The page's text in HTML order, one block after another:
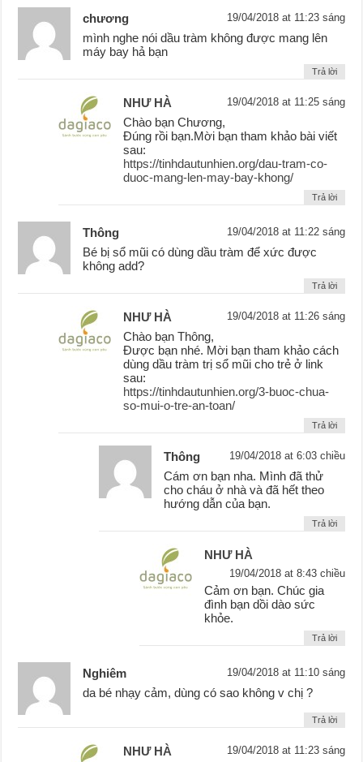
chương 19/04/2018 at 11:23 sáng
mình nghe nói dầu tràm không được mang lên
máy bay hả bạn
Trả lời
NHƯ HÀ 19/04/2018 at 11:25 sáng
Chào bạn Chương,
Đúng rồi bạn.Mời bạn tham khảo bài viết
sau:
https://tinhdautunhien.org/dau-tram-co-
duoc-mang-len-may-bay-khong/
Trả lời
Thông 19/04/2018 at 11:22 sáng
Bé bị sổ mũi có dùng dầu tràm để xức được
không add?
Trả lời
NHƯ HÀ 19/04/2018 at 11:26 sáng
Chào bạn Thông,
Được bạn nhé. Mời bạn tham khảo cách
dùng dầu tràm trị sổ mũi cho trẻ ở link
sau:
https://tinhdautunhien.org/3-buoc-chua-
so-mui-o-tre-an-toan/
Trả lời
Thông 19/04/2018 at 6:03 chiều
Cám ơn bạn nha. Mình đã thử
cho cháu ở nhà và đã hết theo
hướng dẫn của bạn.
Trả lời
NHƯ HÀ
19/04/2018 at 8:43 chiều
Cảm ơn bạn. Chúc gia
đình bạn dồi dào sức
khỏe.
Trả lời
Nghiêm 19/04/2018 at 11:10 sáng
da bé nhạy cảm, dùng có sao không v chị ?
Trả lời
NHƯ HÀ 19/04/2018 at 11:23 sáng